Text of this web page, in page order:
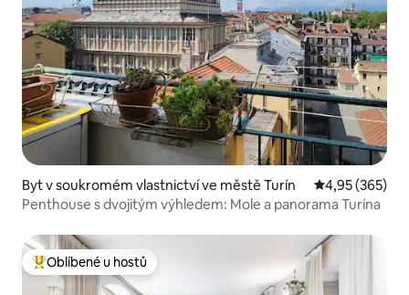
Byt v soukromém vlastnictví ve městě Turín Průměrné
4,95 (365)
Penthouse s dvojitým výhledem: Mole a panorama Turína
Nejlepší v kategorii Oblíbené u hostů
Oblíbené u hostů